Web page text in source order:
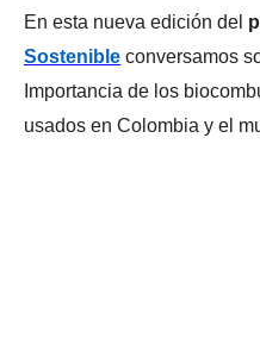
En esta nueva edición del
Sostenibl e conversamos
Importancia de los
usados en Colombia y el